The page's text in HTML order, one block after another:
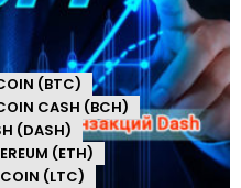
(BTC)
CASH (BCH)
(DASH)
(ETH)
(LTC)